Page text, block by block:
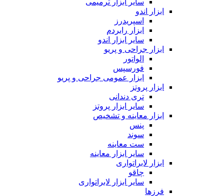
سایر ابزار ترمیمی
ابزار اندو
اسپریدرز
ابزار رابردم
سایر ابزار اندو
ابزار جراحی و پریو
الواتور
فورسپس
ابزار عمومی جراحی و پریو
ابزار پروتز
تری دندانی
سایر ابزار پروتز
ابزار معاینه و تشخیص
پنس
سوند
ست معاینه
سایر ابزار معاینه
ابزار لابراتواری
چاقو
سایر ابزار لابراتواری
فرزها